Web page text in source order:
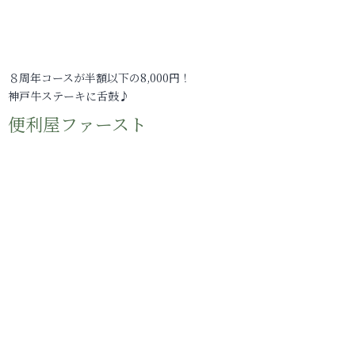
８周年コースが半額以下の8,000円！
神戸牛ステーキに舌鼓♪
便利屋ファースト